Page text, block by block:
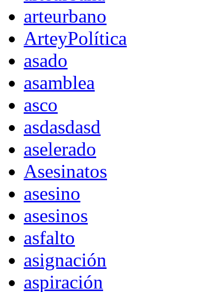
arteurbano
ArteyPolítica
asado
asamblea
asco
asdasdasd
aselerado
Asesinatos
asesino
asesinos
asfalto
asignación
aspiración